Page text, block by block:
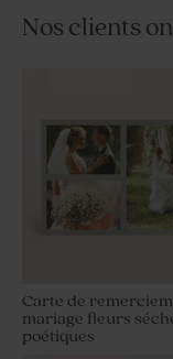
Fiole en verre
Nos clients
Carte de
mariage fleurs
poétiques